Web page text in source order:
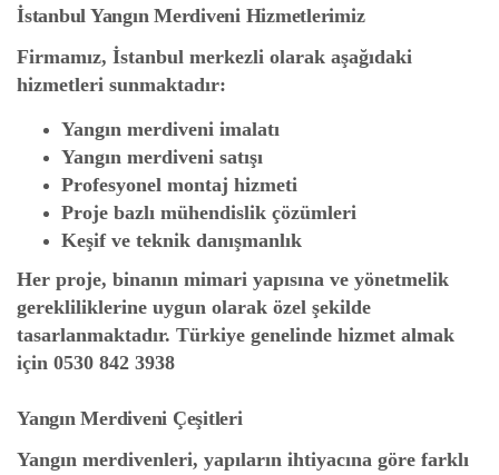
İstanbul Yangın Merdiveni Hizmetlerimiz
Firmamız, İstanbul merkezli olarak aşağıdaki
hizmetleri sunmaktadır:
Yangın merdiveni imalatı
Yangın merdiveni satışı
Profesyonel montaj hizmeti
Proje bazlı mühendislik çözümleri
Keşif ve teknik danışmanlık
Her proje, binanın mimari yapısına ve yönetmelik
gerekliliklerine uygun olarak özel şekilde
tasarlanmaktadır. Türkiye genelinde hizmet almak
için 0530 842 3938
Yangın Merdiveni Çeşitleri
Yangın merdivenleri, yapıların ihtiyacına göre farklı